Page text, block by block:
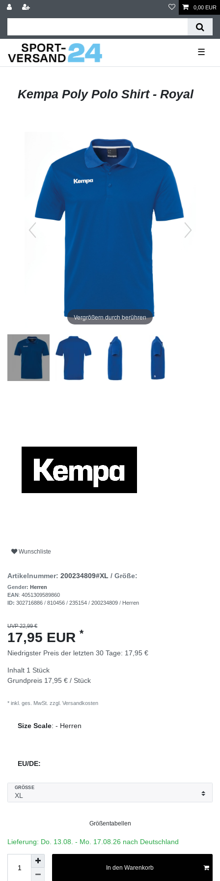
0,00 EUR
☰
Kempa Poly Polo Shirt - Royal
Vergrößern durch berühren
Wunschliste
Artikelnummer: 200234809#XL / Größe:
Gender: Herren
EAN: 4051309589860
ID: 302716886 / 810456 / 235154 / 200234809 / Herren
UVP 22,99 €
17,95 EUR *
Niedrigster Preis der letzten 30 Tage: 17,95 €
Inhalt 1 Stück
Grundpreis 17,95 € / Stück
* inkl. ges. MwSt. zzgl. Versandkosten
Size Scale: - Herren
EU/DE:
GRÖSSE
Größentabellen
Lieferung: Do. 13.08. - Mo. 17.08.26 nach Deutschland
In den Warenkorb